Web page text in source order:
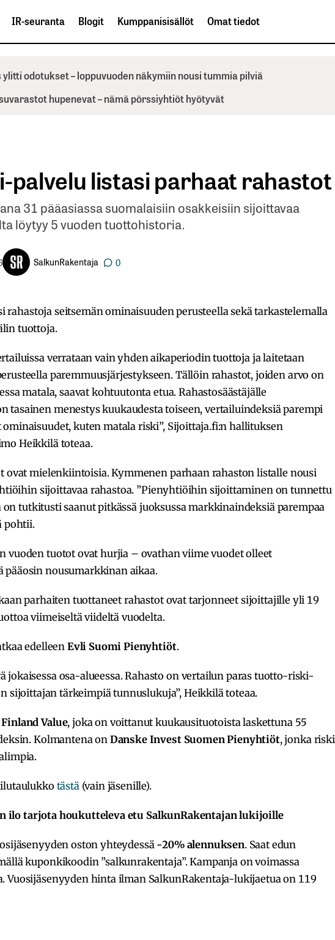
IR-seuranta Blogit Kumppanisisällöt Omat tiedot
ylitti odotukset – loppuvuoden näkymiin nousi tummia pilviä
hupenevat – nämä pörssiyhtiöt hyötyvät
palvelu listasi parhaat rahastot
31 pääasiassa suomalaisiin osakkeisiin sijoittavaa
löytyy 5 vuoden tuottohistoria.
SalkunRakentaja 0
rahastoja seitsemän ominaisuuden perusteella sekä tarkastelemalla
tuottoja.
verrataan vain yhden aikaperiodin tuottoja ja laitetaan
paremmuusjärjestykseen. Tällöin rahastot, joiden arvo on
matala, saavat kohtuutonta etua. Rahastosäästäjälle
tasainen menestys kuukaudesta toiseen, vertailuindeksiä parempi
kuten matala riski”, Sijoittaja.fi:n hallituksen
Heikkilä toteaa.
ovat mielenkiintoisia. Kymmenen parhaan rahaston listalle nousi
sijoittavaa rahastoa. ”Pienyhtiöihin sijoittaminen on tunnettu
tutkitusti saanut pitkässä juoksussa markkinaindeksiä parempaa
pohtii.
vuoden tuotot ovat hurjia – ovathan viime vuodet olleet
pääosin nousumarkkinan aikaa.
parhaiten tuottaneet rahastot ovat tarjonneet sijoittajille yli 19
viimeiseltä viideltä vuodelta.
edelleen Evli Suomi Pienyhtiöt.
jokaisessa osa-alueessa. Rahasto on vertailun paras tuotto-riski-
sijoittajan tärkeimpiä tunnuslukuja”, Heikkilä toteaa.
Value, joka on voittanut kuukausituotoista laskettuna 55
Kolmantena on Danske Invest Suomen Pienyhtiöt, jonka riski
tästä (vain jäsenille).
ilo tarjota houkutteleva etu SalkunRakentajan lukijoille
oston yhteydessä -20% alennuksen. Saat edun
kuponkikoodin ”salkunrakentaja”. Kampanja on voimassa
Vuosijäsenyyden hinta ilman SalkunRakentaja-lukijaetua on 119